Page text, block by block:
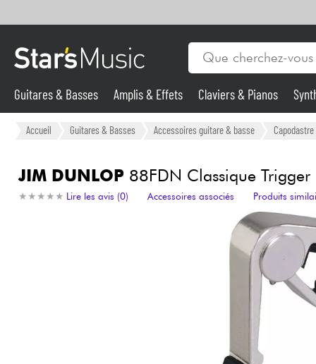
Guitares & Basses
Synthés & Sampleurs
Micros & HF
Guitares & Basses Amplis & Effets Claviers & Pianos
Accueil Guitares & Basses Accessoires guitare & basse
JIM DUNLOP88FDN Classique Trigger
★ ★ ★ ★ ★
★ ★ ★ ★ ★ Lire les avis (0) Accessoires associés Produits